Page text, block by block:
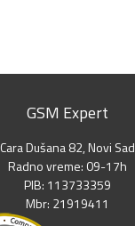
GSM Expert
Cara Dušana 82, Novi Sad
Radno vreme: 09-17h
PIB: 113733359
Mbr: 21919411